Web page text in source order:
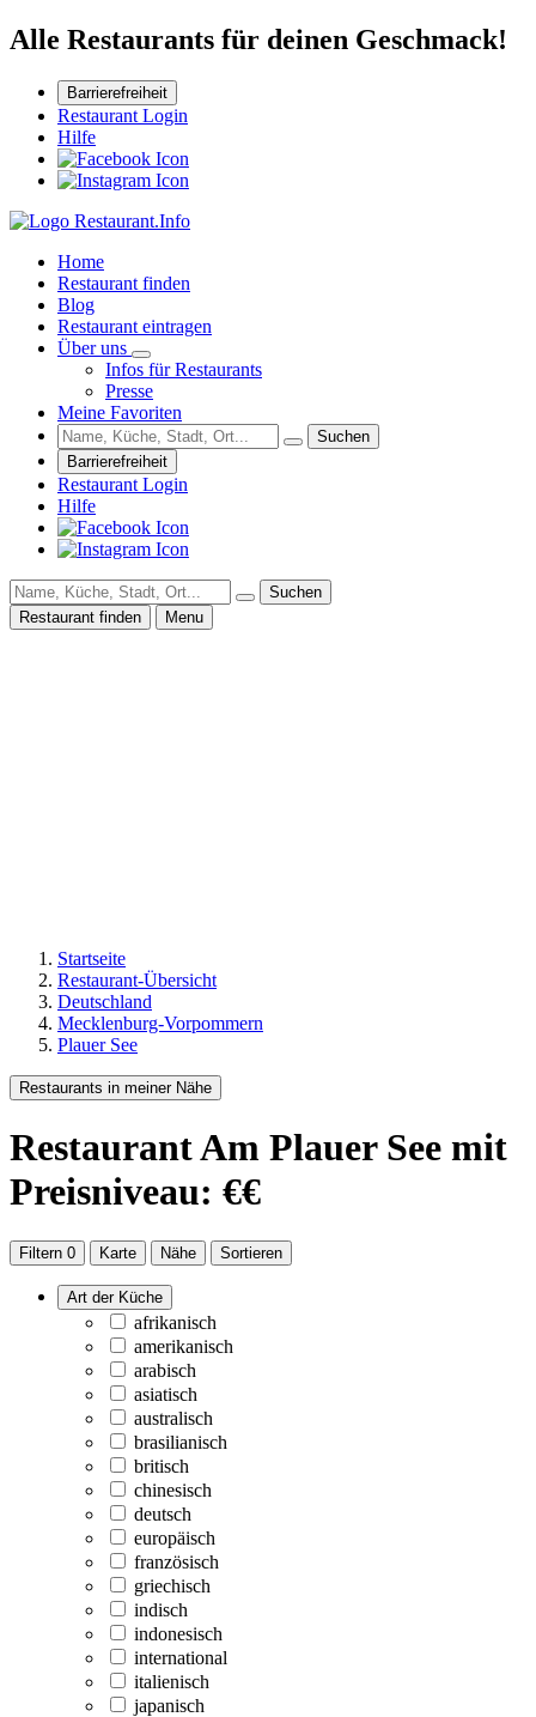
Alle Restaurants für deinen Geschmack!
Barrierefreiheit
Restaurant Login
Hilfe
Home
Restaurant finden
Blog
Restaurant eintragen
Über uns
Infos für Restaurants
Presse
Meine Favoriten
Suchen
Barrierefreiheit
Restaurant Login
Hilfe
Suchen
Restaurant finden
Menu
Startseite
Restaurant-Übersicht
Deutschland
Mecklenburg-Vorpommern
Plauer See
Restaurants in meiner Nähe
RestaurantAm Plauer See mit
Preisniveau: €€
Filtern 0 Karte Nähe Sortieren
Art der Küche
afrikanisch
amerikanisch
arabisch
asiatisch
australisch
brasilianisch
britisch
chinesisch
deutsch
europäisch
französisch
griechisch
indisch
indonesisch
international
italienisch
japanisch